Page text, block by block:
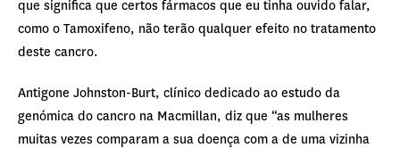
que significa que certos fármacos que eu tinha ouvido falar,
como o Tamoxifeno, não terão qualquer efeito no tratamento
deste cancro.
Antigone Johnston-Burt, clínico dedicado ao estudo da
genómica do cancro na Macmillan, diz que “as mulheres
muitas vezes comparam a sua doença com a de uma vizinha